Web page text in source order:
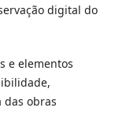
digital do
e elementos
obras